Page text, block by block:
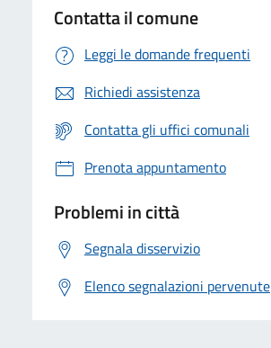
Contatta il comune
Leggi le domande frequenti
Richiedi assistenza
Contatta gli uffici comunali
Prenota appuntamento
Problemi in città
Segnala disservizio
Elenco segnalazioni pervenute